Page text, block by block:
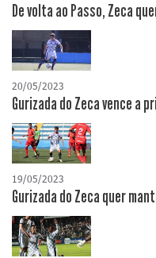
De volta ao Passo, Zeca
20/05/2023
Gurizada do Zeca vence a
19/05/2023
Gurizada do Zeca quer